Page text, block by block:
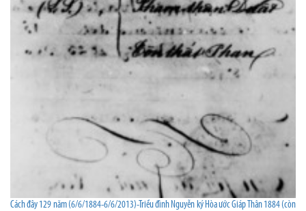
Cách đây 129 năm (6/6/1884-6/6/2013)-Triều đình Nguyễn ký Hòa ước Giáp Thân 1884 (còn